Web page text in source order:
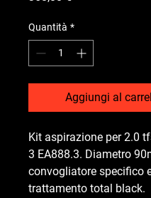
Quantità *
Aggiungi al
Kit aspirazione per 2.0
3 EA888.3. Diametro
convogliatore specifico
trattamento total black.